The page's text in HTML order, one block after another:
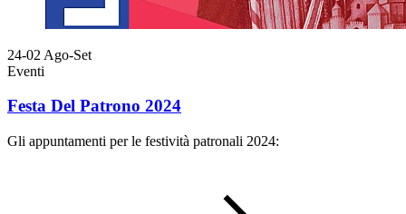
24-02 Ago-Set
Eventi
Festa Del Patrono 2024
Gli appuntamenti per le festività patronali 2024: